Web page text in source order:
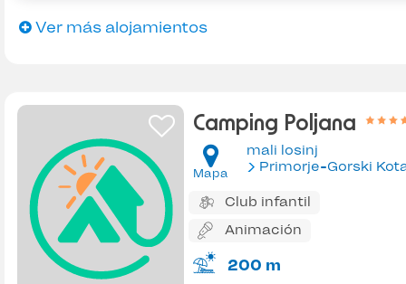
Ver más alojamientos
Camping Poljana
Mapa
mali losinj
Primorje-Gorski
Club infantil
Animación
200 m